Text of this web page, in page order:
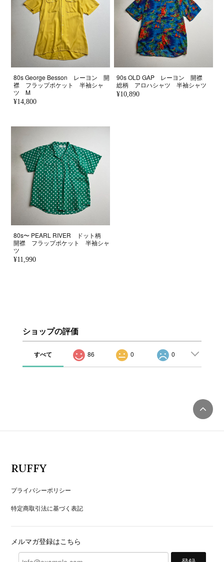
80s George Besson レーヨン 開
襟 フラップポケット 半袖シャ
ツ M
¥14,800
90s OLD GAP レーヨン 開襟
総柄 アロハシャツ 半袖シャツ
¥10,890
80s〜 PEARL RIVER ドット柄
開襟 フラップポケット 半袖シャ
ツ
¥11,990
ショップの評価
すべて 86 0 0
RUFFY
プライバシーポリシー
特定商取引法に基づく表記
メルマガ登録はこちら